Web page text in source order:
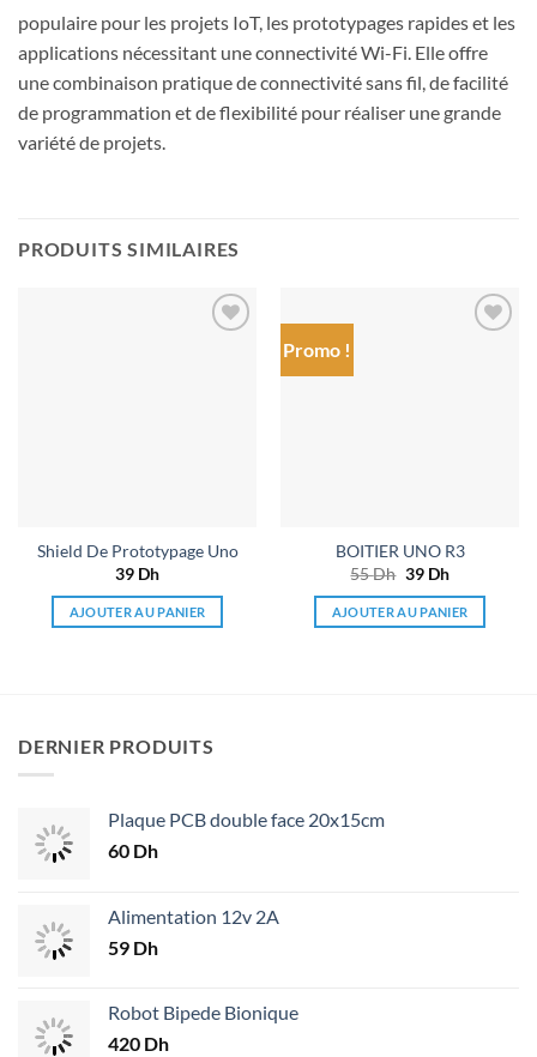
populaire pour les projets IoT, les prototypages rapides et les
applications nécessitant une connectivité Wi-Fi. Elle offre
une combinaison pratique de connectivité sans fil, de facilité
de programmation et de flexibilité pour réaliser une grande
variété de projets.
PRODUITS SIMILAIRES
Shield De Prototypage Uno
39 Dh
AJOUTER AU PANIER
Promo !
BOITIER UNO R3
55Dh Le
initial
était :
39 DhLe
actuel
est :
AJOUTER AU PANIER
DERNIER PRODUITS
Plaque PCB double face 20x15cm
60 Dh
Alimentation 12v 2A
59 Dh
Robot Bipede Bionique
420 Dh